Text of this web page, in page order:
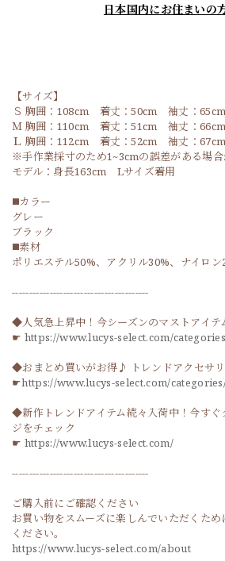
日本国内にお住まいの
【サイズ】
Ｓ 胸囲：108cm 着丈：50cm 袖丈：65cm
Ｍ 胸囲：110cm 着丈：51cm 袖丈：66cm
Ｌ 胸囲：112cm 着丈：52cm 袖丈：67cm
※手作業採寸のため1~3cmの誤差がある場合
モデル：身長163cm Lサイズ着用
◼️カラー
グレー
ブラック
◼️素材
ポリエステル50%、アクリル30%、ナイロン
----------------------------------------
◆人気急上昇中！今シーズンのマストアイ
☛ https://www.lucys-select.com/
◆おまとめ買いがお得♪ トレンドアクセサ
☛https://www.lucys-select.com/
◆新作トレンドアイテム続々入荷中！今すぐ
ジをチェック
☛ https://www.lucys-select.com/
----------------------------------------
ご購入前にご確認ください
お買い物をスムーズに楽しんでいただくた
ください。
https://www.lucys-select.com/about